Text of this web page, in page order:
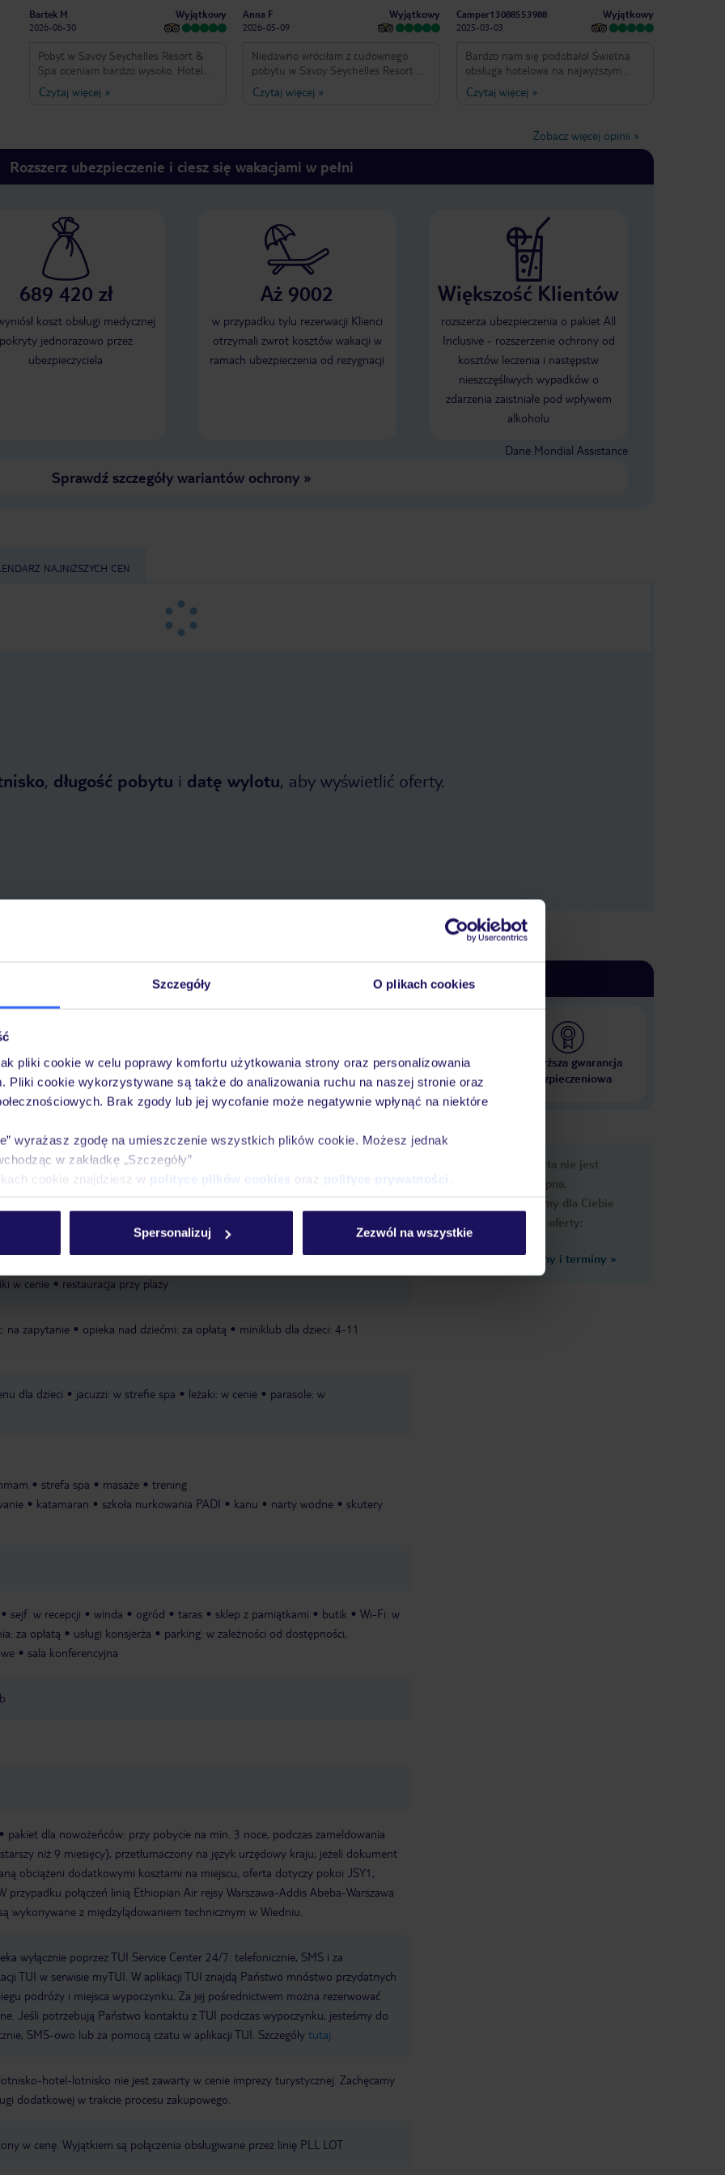
Szczegóły O plikach cookies
pliki cookie w celu poprawy komfortu użytkowania strony oraz personalizowania
Pliki cookie wykorzystywane są także do analizowania ruchu na naszej stronie oraz
Brak zgody lub jej wycofanie może negatywnie wpłynąć na niektóre
wyrażasz zgodę na umieszczenie wszystkich plików cookie. Możesz jednak
w zakładkę „Szczegóły”
cookie znajdziesz w polityce plików cookies oraz polityce prywatności
Spersonalizuj Zezwól na wszystkie
Bartek M
2026-06-30
Wyjątkowy
Pobyt w Savoy Seychelles Resort &
Spa oceniam bardzo wysoko. Hotel
położony jest przy jednej z
najpiękniejszych plaż na Mahé - Beau
Czytaj więcej »
Anna F
2026-05-09
Wyjątkowy
Niedawno wróciłam z cudownego
pobytu w Savoy Seychelles Resort &
Spa i jestem bardzo zadowolona z
mojego wyboru. Wszystko było
szczególnie podziękować Andriemu z
recepcji i Noemi z restauracji. Andri
przybycia, a doskonała obsługa Noemi
podczas posiłków sprawiła, że ​​moje
doświadczenie kulinarne było
naprawdę przyjemne. To właśnie tacy
pracownicy sprawiają, że to miejsce
jest wyjątkowe! Jedynym minusem
było zachowanie niektórych gości z
Rosji, którzy byli dość nieuprzejmi, ale
oczywiście nie jest to w żadnym
wypadku wina hotelu – nie można
Czytaj więcej »
Camper13088553988
2025-03-03
Wyjątkowy
Bardzo nam się podobało! Świetna
obsługa hotelowa na najwyższym
poziomie – uprzejma, pomocna i
zawsze uśmiechnięta. Doskonała
plaża i duży basen. Czysto,
komfortowo, idealnie na relaks.
Czytaj więcej »
Zobacz więcej opinii »
Rozszerz ubezpieczenie i ciesz się wakacjami w pełni
689 420 zł
koszt obsługi medycznej
pokryty jednorazowo przez
ubezpieczyciela
Aż 9002
w przypadku tylu rezerwacji Klienci
otrzymali zwrot kosztów wakacji w
ramach ubezpieczenia od rezygnacji
Większość Klientów
rozszerza ubezpieczenia o pakiet All
Inclusive - rozszerzenie ochrony od
kosztów leczenia i następstw
nieszczęśliwych wypadków o
zdarzenia zaistniałe pod wpływem
alkoholu
Dane Mondial Assistance
Sprawdź szczegóły wariantów ochrony»
NAJNIŻSZYCH CEN
, długość pobytu i datę wylotu, aby wyświetlić oferty.
Dlaczego warto wybrać TUI?
30 lat w Polsce
Tylko u nas opieka na
wakacjach 24/7
10 000 hoteli w ponad 50
krajach
Najwyższa gwarancja
ubezpieczeniowa
Pokoje Wyżywienie
w cenie restauracja przy plaży
na zapytanie opieka nad dziećmi: za opłatą
miniklub dla dzieci: 4-11
dla dzieci jacuzzi: w strefie spa leżaki: w cenie
parasole: w
strefa spa masaże
trening
katamaran szkoła nurkowania PADI kanu narty wodne
skutery
sejf: w recepcji winda ogród taras sklep z pamiątkami butik
Wi-Fi: w
za opłatą usługi konsjerża
parking: w zależności od dostępności,
sala konferencyjna
pakiet dla nowożeńców: przy pobycie na min. 3 noce, podczas zameldowania
niż 9 miesięcy), przetłumaczony na język urzędowy kraju; jeżeli dokument
obciążeni dodatkowymi kosztami na miejscu, oferta dotyczy pokoi JSY1,
przypadku połączeń linią Ethiopian Air rejsy Warszawa-Addis Abeba-Warszawa
wykonywane z międzylądowaniem technicznym w Wiedniu.
wyłącznie poprzez TUI Service Center 24/7: telefonicznie, SMS i za
TUI w serwisie myTUI. W aplikacji TUI znajdą Państwo mnóstwo przydatnych
podróży i miejsca wypoczynku. Za jej pośrednictwem można rezerwować
Jeśli potrzebują Państwo kontaktu z TUI podczas wypoczynku, jesteśmy do
SMS-owo lub za pomocą czatu w aplikacji TUI. Szczegóły tutaj
hotel-lotnisko nie jest zawarty w cenie imprezy turystycznej. Zachęcamy
dodatkowej w trakcie procesu zakupowego.
w cenę. Wyjątkiem są połączenia obsługiwane przez linię PLL LOT
Ups, ta oferta nie jest
dostępna.
Przygotowaliśmy dla Ciebie
podobne oferty:
Zobacz inne ceny i terminy »